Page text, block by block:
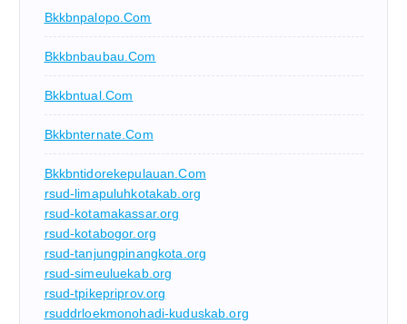
Bkkbnpalopo.com
Bkkbnbaubau.com
Bkkbntual.com
Bkkbnternate.com
Bkkbntidorekepulauan.com
rsud-limapuluhkotakab.org
rsud-kotamakassar.org
rsud-kotabogor.org
rsud-tanjungpinangkota.org
rsud-simeuluekab.org
rsud-tpikepriprov.org
rsuddrloekmonohadi-kuduskab.org